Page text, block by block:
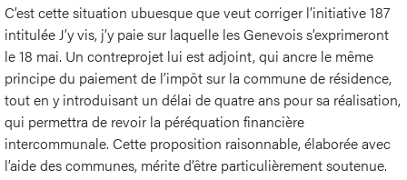
C’est cette situation ubuesque que veut corriger l’initiative 187
intitulée J’y vis, j’y paie sur laquelle les Genevois s’exprimeront
le 18 mai. Un contreprojet lui est adjoint, qui ancre le même
principe du paiement de l’impôt sur la commune de résidence,
tout en y introduisant un délai de quatre ans pour sa réalisation,
qui permettra de revoir la péréquation financière
intercommunale. Cette proposition raisonnable, élaborée avec
l’aide des communes, mérite d’être particulièrement soutenue.